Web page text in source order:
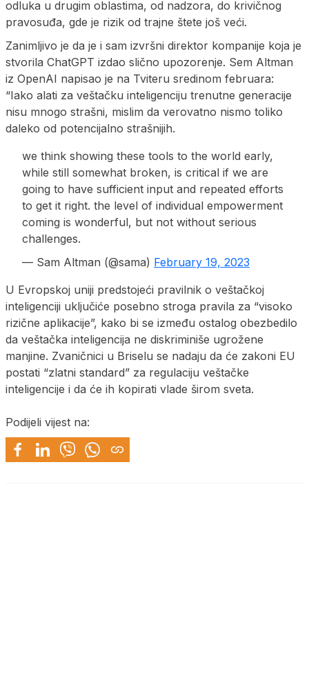
odluka u drugim oblastima, od nadzora, do krivičnog
pravosuđa, gde je rizik od trajne štete još veći.
Zanimljivo je da je i sam izvršni direktor kompanije koja je
stvorila ChatGPT izdao slično upozorenje. Sem Altman
iz OpenAI napisao je na Tviteru sredinom februara:
“Iako alati za veštačku inteligenciju trenutne generacije
nisu mnogo strašni, mislim da verovatno nismo toliko
daleko od potencijalno strašnijih.
we think showing these tools to the world early,
while still somewhat broken, is critical if we are
going to have sufficient input and repeated efforts
to get it right. the level of individual empowerment
coming is wonderful, but not without serious
challenges.
— Sam Altman (@sama) February 19, 2023
U Evropskoj uniji predstojeći pravilnik o veštačkoj
inteligenciji uključiće posebno stroga pravila za “visoko
rizične aplikacije”, kako bi se između ostalog obezbedilo
da veštačka inteligencija ne diskriminiše ugrožene
manjine. Zvaničnici u Briselu se nadaju da će zakoni EU
postati “zlatni standard” za regulaciju veštačke
inteligencije i da će ih kopirati vlade širom sveta.
Podijeli vijest na: